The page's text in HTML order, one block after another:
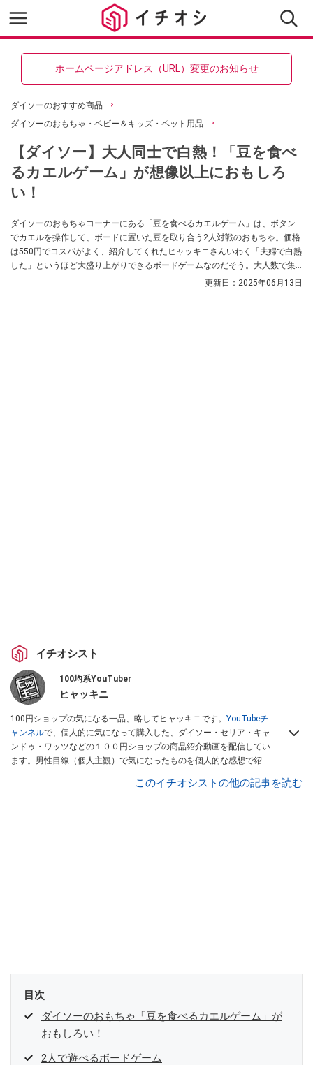
ホームページアドレス（URL）変更のお知らせ
ダイソーのおすすめ商品
ダイソーのおもちゃ・ベビー＆キッズ・ペット用品
【ダイソー】大人同士で白熱！「豆を食べ
るカエルゲーム」が想像以上におもしろ
い！
ダイソーのおもちゃコーナーにある「豆を食べるカエルゲーム」は、ボタン
でカエルを操作して、ボードに置いた豆を取り合う2人対戦のおもちゃ。価格
は550円でコスパがよく、紹介してくれたヒャッキニさんいわく「夫婦で白熱
した」というほど大盛り上がりできるボードゲームなのだそう。大人数で集
まるパーティーにもおすすめなので、気になった方はぜひチェックしてみて
更新日： 2025年06月13日
イチオシスト
100均系YouTuber
ヒャッキニ
100円ショップの気になる一品、略してヒャッキニです。 YouTubeチ
ャンネルで、個人的に気になって購入した、ダイソー・セリア・キャ
ンドゥ・ワッツなどの１００円ショップの商品紹介動画を配信してい
ます。男性目線（個人主観）で気になったものを個人的な感想で紹介
このイチオシストの他の記事を読む
目次
ダイソーのおもちゃ「豆を食べるカエルゲーム」が
おもしろい！
2人で遊べるボードゲーム